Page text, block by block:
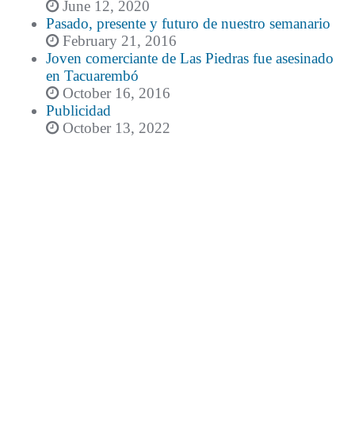
June 12, 2020
Pasado, presente y futuro de nuestro semanario
February 21, 2016
Joven comerciante de Las Piedras fue asesinado
en Tacuarembó
October 16, 2016
Publicidad
October 13, 2022